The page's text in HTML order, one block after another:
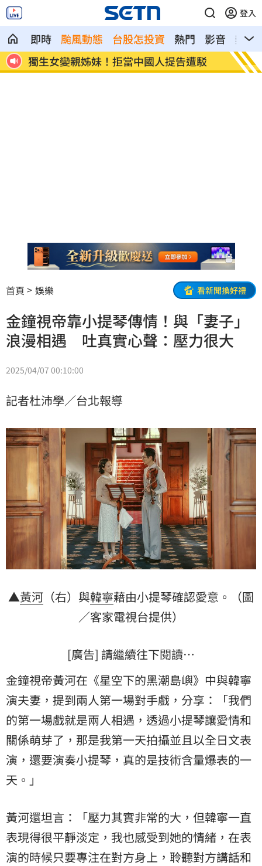
登入
即時 颱風動態 台股怎投資 熱門 影音
熱搜
賽 獨生女變親姊妹！拒當中國人提告遭駁 出國
首頁 娛樂 看新聞換好禮
金鐘視帝靠小提琴傳情！與「妻子」
浪漫相遇 吐真實心聲：壓力很大
2025/04/07 00:10:00
記者杜沛學／台北報導
▲黃河 （右）與韓寧藉由小提琴確認愛意。（圖
／客家電視台提供）
[廣告] 請繼續往下閱讀…
金鐘視帝黃河在《星空下的黑潮島嶼》中與韓寧
演夫妻，提到兩人第一場對手戲，分享：「我們
的第一場戲就是兩人相遇，透過小提琴讓愛情和
關係萌芽了，那是我第一天拍攝並且以全日文表
演，還要演奏小提琴，真的是技術含量爆表的一
天。」
黃河還坦言：「壓力其實非常的大，但韓寧一直
表現得很平靜淡定，我也感受到她的情緒，在表
演的時候只要專注在對方身上，聆聽對方講話和